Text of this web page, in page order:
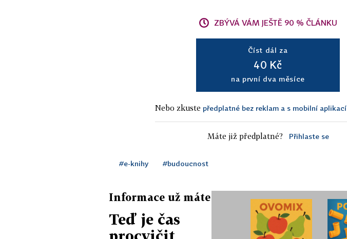
ZBÝVÁ VÁM JEŠTĚ 90 % ČLÁNKU
Číst dál za
40 Kč
na první dva měsíce
Nebo zkuste předplatné bez reklam a s mobilní aplikací
Máte již předplatné? Přihlaste se
#e-knihy #budoucnost
Informace už máte
Teď je čas